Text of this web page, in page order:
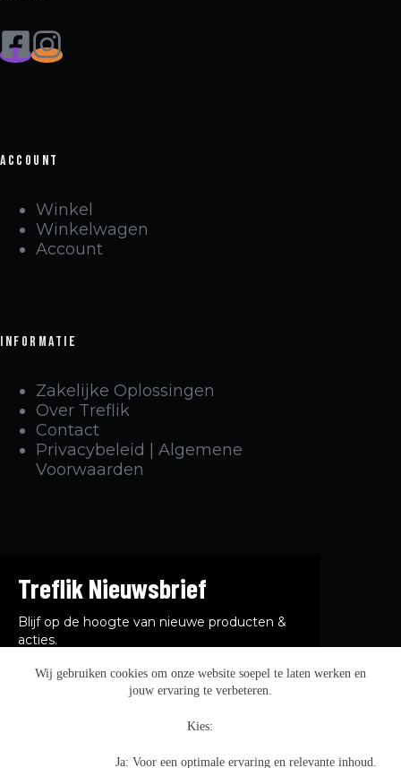
Wij gebruiken cookies om onze website soepel te laten werken en
jouw ervaring te verbeteren.
Kies:
Ja: Voor een optimale ervaring en relevante inhoud.
Account
Winkel
Winkelwagen
Account
Informatie
Zakelijke Oplossingen
Over Treflik
Contact
Privacybeleid | Algemene
Voorwaarden
Treflik Nieuwsbrief
Blijf op de hoogte van nieuwe producten &
acties.
Afmelden kan op elk moment. Meer informatie vind je in